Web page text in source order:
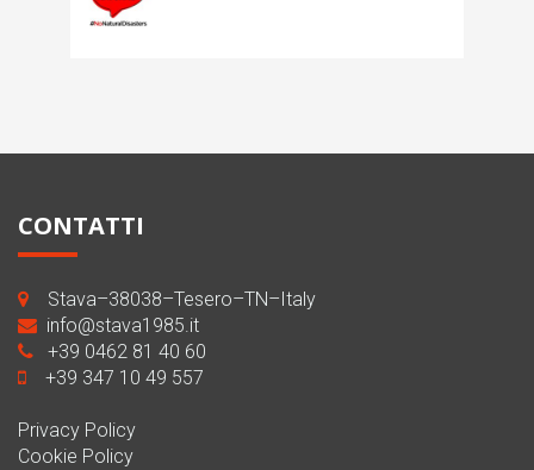
CONTATTI
Stava–38038–Tesero–TN–Italy
info@stava1985.it
+39 0462 81 40 60
+39 347 10 49 557
Privacy Policy
Cookie Policy